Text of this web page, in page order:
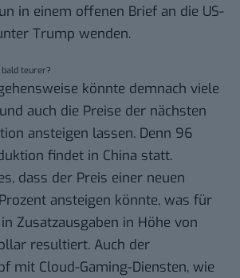
in einem offenen Brief an die US-
Trump wenden.
teurer?
könnte demnach viele
auch die Preise der nächsten
ansteigen lassen. Denn 96
findet in China statt.
dass der Preis einer neuen
ansteigen könnte, was für
Zusatzausgaben in Höhe von
resultiert. Auch der
mit Cloud-Gaming-Diensten, wie